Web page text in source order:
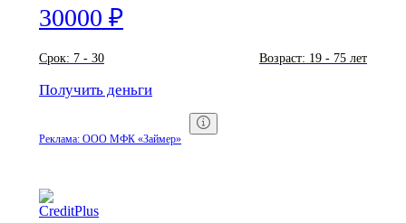
30000 ₽
Срок: 7 - 30 Возраст: 19 - 75 лет
Получить деньги
Реклама: ООО МФК «Займер»